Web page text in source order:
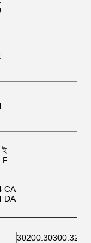
ই
F
CA
DA